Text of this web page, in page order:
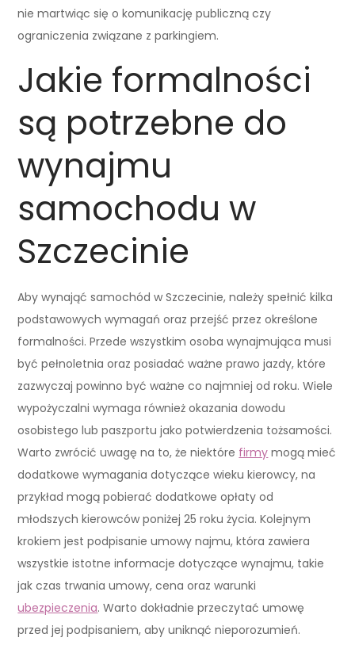
nie martwiąc się o komunikację publiczną czy
ograniczenia związane z parkingiem.
Jakie formalności
są potrzebne do
wynajmu
samochodu w
Szczecinie
Aby wynająć samochód w Szczecinie, należy spełnić kilka
podstawowych wymagań oraz przejść przez określone
formalności. Przede wszystkim osoba wynajmująca musi
być pełnoletnia oraz posiadać ważne prawo jazdy, które
zazwyczaj powinno być ważne co najmniej od roku. Wiele
wypożyczalni wymaga również okazania dowodu
osobistego lub paszportu jako potwierdzenia tożsamości.
Warto zwrócić uwagę na to, że niektóre firmy mogą mieć
dodatkowe wymagania dotyczące wieku kierowcy, na
przykład mogą pobierać dodatkowe opłaty od
młodszych kierowców poniżej 25 roku życia. Kolejnym
krokiem jest podpisanie umowy najmu, która zawiera
wszystkie istotne informacje dotyczące wynajmu, takie
jak czas trwania umowy, cena oraz warunki
ubezpieczenia. Warto dokładnie przeczytać umowę
przed jej podpisaniem, aby uniknąć nieporozumień.